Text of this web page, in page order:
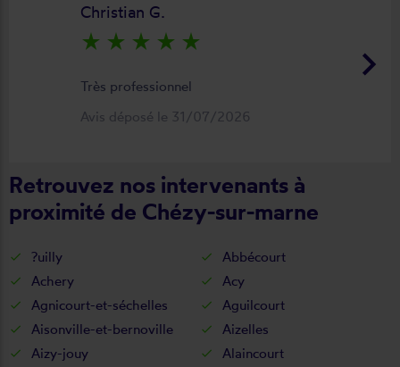
keyboard_arrow_right
Christian G.
star_rate star_rate star_rate star_rate star_rate
Très professionnel
Avis déposé le 31/07/2026
Retrouvez nos intervenants à
proximité de Chézy-sur-marne
?uilly
Abbécourt
Achery
Acy
Agnicourt-et-séchelles
Aguilcourt
Aisonville-et-bernoville
Aizelles
Aizy-jouy
Alaincourt